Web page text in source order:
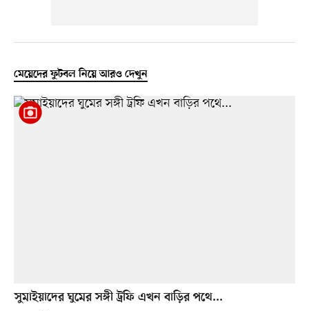
মেয়েদের ফুটবল নিয়ে আরও দেখুন
সুমাইয়াদের ঘুমের সঙ্গী ট্রফি এখন বাড়ির পথে...